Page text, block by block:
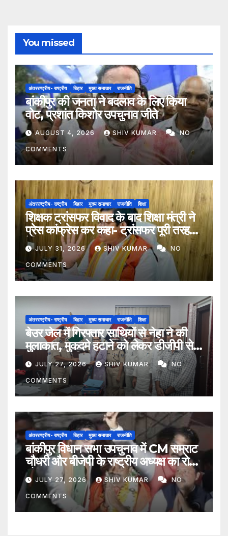
You missed
अंतरराष्ट्रीय- राष्ट्रीय बिहार मुख्य समाचार राजनीति
बांकीपुर की जनता ने बदलाव के लिए किया
वोट, प्रशांत किशोर उपचुनाव जीते
AUGUST 4, 2026 SHIV KUMAR NO
COMMENTS
अंतरराष्ट्रीय- राष्ट्रीय बिहार मुख्य समाचार राजनीति शिक्षा
शिक्षक ट्रांसफर विवाद के बाद शिक्षा मंत्री ने
प्रेस कांफ्रेस कर कहा- ट्रांसफर पूरी तरह
ऐच्छिक
JULY 31, 2026 SHIV KUMAR NO
COMMENTS
अंतरराष्ट्रीय- राष्ट्रीय बिहार मुख्य समाचार राजनीति शिक्षा
बेउर जेल में गिरफ्तार साथियों से नेहा ने की
मुलाकात, मुकदमे हटाने को लेकर डीजीपी से
मिला प्रतिनिधिमंडल
JULY 27, 2026 SHIV KUMAR NO
COMMENTS
अंतरराष्ट्रीय- राष्ट्रीय बिहार मुख्य समाचार राजनीति
बांकीपुर विधान सभा उपचुनाव में CM सम्राट
चौधरी और बीजेपी के राष्ट्रीय अध्यक्ष का रोड
शोJULY 27, 2026 SHIV KUMAR NO
COMMENTS